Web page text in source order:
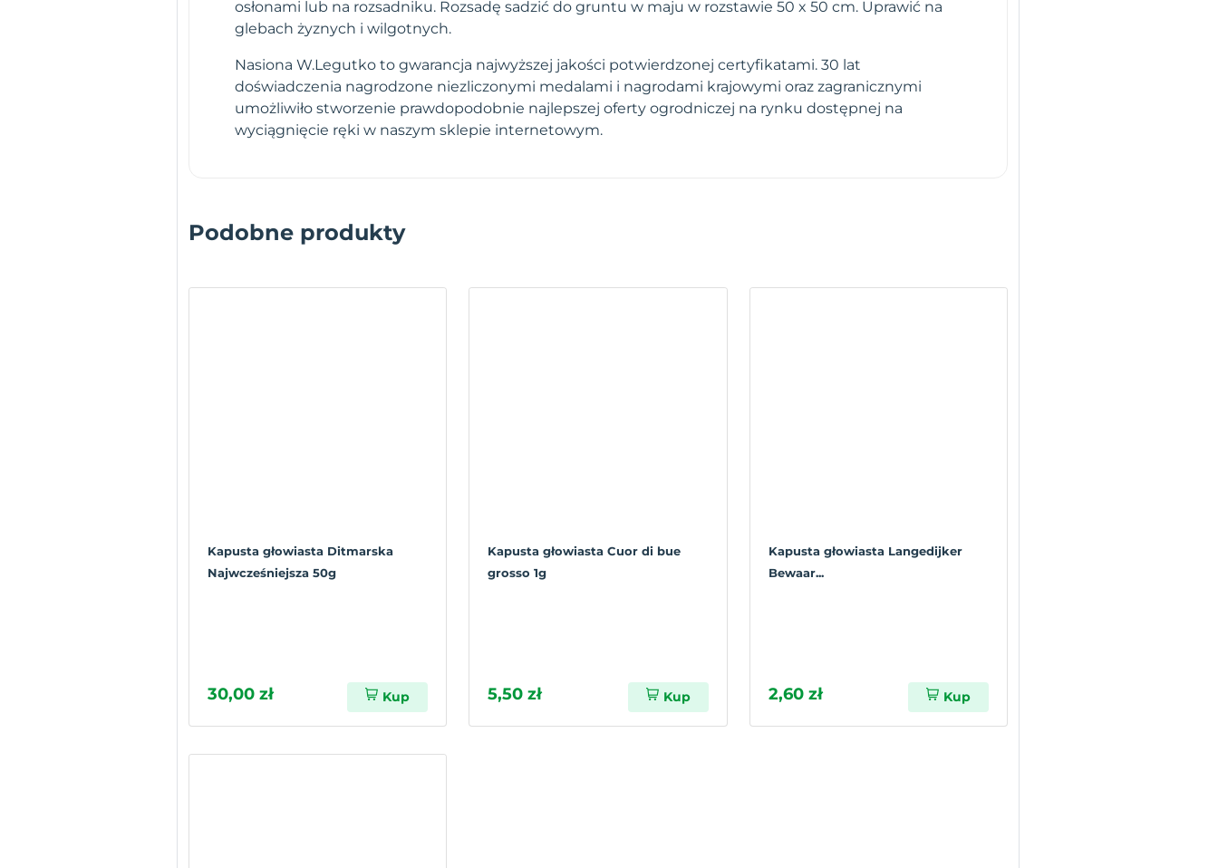
osłonami lub na rozsadniku. Rozsadę sadzić do gruntu w maju w rozstawie 50 x 50 cm. Uprawić na
glebach żyznych i wilgotnych.
Nasiona W.Legutko to gwarancja najwyższej jakości potwierdzonej certyfikatami. 30 lat
doświadczenia nagrodzone niezliczonymi medalami i nagrodami krajowymi oraz zagranicznymi
umożliwiło stworzenie prawdopodobnie najlepszej oferty ogrodniczej na rynku dostępnej na
wyciągnięcie ręki w naszym sklepie internetowym.
Podobne produkty
Kapusta głowiasta Ditmarska
Najwcześniejsza 50g
30,00 zł Kup
Kapusta głowiasta Cuor di bue
grosso 1g
5,50 zł Kup
Kapusta głowiasta Langedijker
Bewaar...
2,60 zł Kup